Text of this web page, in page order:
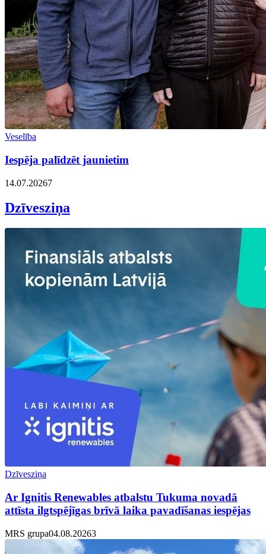
Veselība
Iespēja palīdzēt jaunietim
14.07.20267
Dzīvesziņa
Dzīvesziņa
Ar Ignitis Renewables atbalstu Tukuma novadā
attīsta ilgtspējīgas brīvā laika pavadīšanas iespējas
MRS grupa04.08.20263